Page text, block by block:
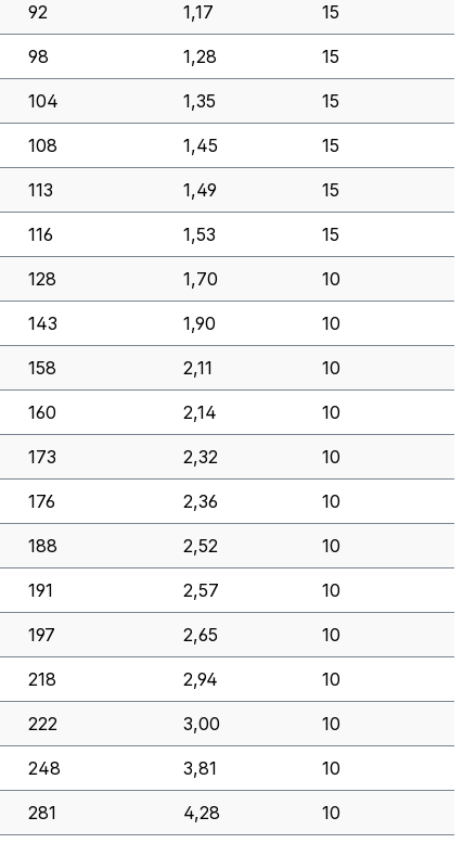
92 1,17 15
98 1,28 15
104 1,35 15
108 1,45 15
113 1,49 15
116 1,53 15
128 1,70 10
143 1,90 10
158 2,11 10
160 2,14 10
173 2,32 10
176 2,36 10
188 2,52 10
191 2,57 10
197 2,65 10
218 2,94 10
222 3,00 10
248 3,81 10
281 4,28 10